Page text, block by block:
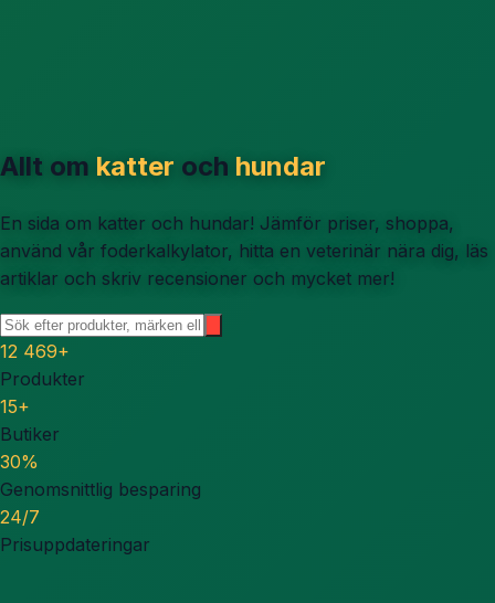
Allt om katter och hundar
En sida om katter och hundar! Jämför priser, shoppa,
använd vår foderkalkylator, hitta en veterinär nära dig, läs
artiklar och skriv recensioner och mycket mer!
12 469+
Produkter
15+
Butiker
30%
Genomsnittlig besparing
24/7
Prisuppdateringar